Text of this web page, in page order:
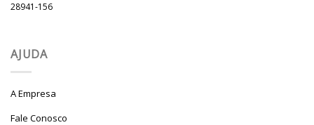
28941-156
AJUDA
A Empresa
Fale Conosco